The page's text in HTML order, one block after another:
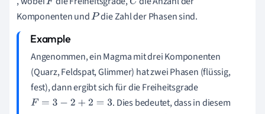
F C
Komponenten undP die Zahl der Phasen sind.
Angenommen, ein Magma mit drei Komponenten
(Quarz, Feldspat, Glimmer) hat zwei Phasen (flüssig,
fest), dann ergibt sich für die Freiheitsgrade
F= 3− 2+ 2= 3
. Dies bedeutet, dass in diesem